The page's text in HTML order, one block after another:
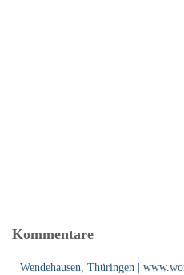
Kommentare
Wendehausen, Thüringen |